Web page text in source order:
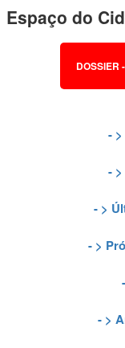
Espaço do
DOSSIER
- >
- >
- >
- >
- >